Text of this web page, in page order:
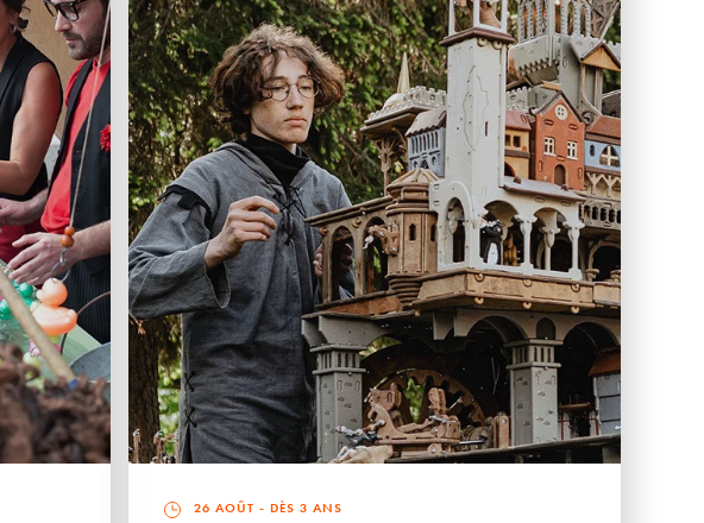
26 AOÛT - DÈS 3 ANS